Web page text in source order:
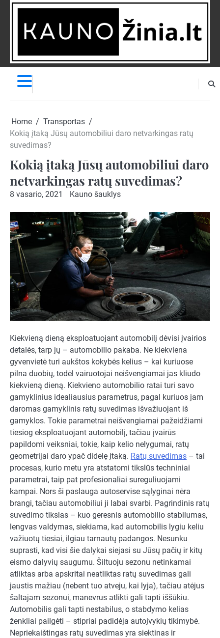
Skip
NAUJIENĄ
Home
Transportas
Kokią įtaką Jūsų automobiliui daro netvarkingas ratų
suvedimas?
Kokią įtaką Jūsų automobiliui daro
netvarkingas ratų suvedimas?
8 vasario, 2021 Kauno šauklys
Kiekvieną dieną eksploatuojant automobilį dėvisi įvairios
detalės, tarp jų – automobilio pakaba. Ne kiekviena
gyvenvietė turi aukštos kokybės kelius – kai kuriuose
pilna duobių, todėl vairuotojai neišvengiamai jas kliudo
kiekvieną dieną. Kiekvieno automobilio ratai turi savo
gamyklinius idealiausius parametrus, pagal kuriuos jam
daromas gamyklinis ratų suvedimas išvažiuojant iš
gamyklos. Tokie parametrai neišvengiamai pažeidžiami
tiesiog eksploatuojant automobilį, tačiau įvairūs
papildomi veiksniai, tokie, kaip kelio nelygumai, ratų
geometrijai daro ypač didelę įtaką. Ratų suvedimas – tai
procesas, kurio metu yra atstatomi tikslūs techniniai
parametrai, taip pat profesionaliai sureguliuojami
kampai. Nors ši paslauga autoservise sąlyginai nėra
brangi, tačiau automobiliui ji labai svarbi. Pagrindinis ratų
suvedimo tikslas – kuo geresnis automobilio stabilumas,
lengvas valdymas, siekiama, kad automobilis lygiu keliu
važiuotų tiesiai, ilgiau tarnautų padangos. Nesunku
suprasti, kad visi šie dalykai siejasi su Jūsų pačių ir kitų
eismo dalyvių saugumu. Šiltuoju sezonu netinkamai
atliktas arba apskritai neatliktas ratų suvedimas gali
jaustis mažiau (nebent tuo atveju, kai lyja), tačiau atėjus
šaltajam sezonui, manevrus atlikti gali tapti iššūkiu.
Automobilis gali tapti nestabilus, o stabdymo kelias
ženkliai pailgėti – stipriai padidėja autoįvykių tikimybė.
Nepriekaištingas ratų suvedimas yra siektinas ir